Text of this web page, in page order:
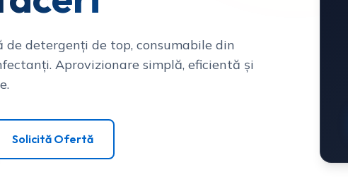
detergenți de top, consumabile din
Aprovizionare simplă, eficientă și
Solicită Ofertă